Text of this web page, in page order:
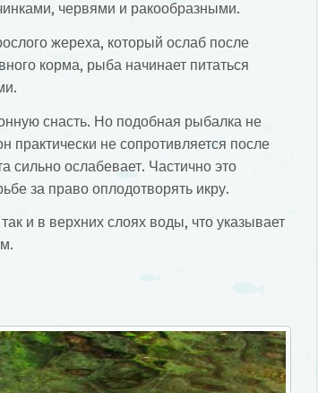
червями и ракообразными.
жереха, который ослаб после
корма, рыба начинает питаться
снасть. Но подобная рыбалка не
практически не сопротивляется после
сильно ослабевает. Частично это
за право оплодотворять икру.
и в верхних слоях воды, что указывает